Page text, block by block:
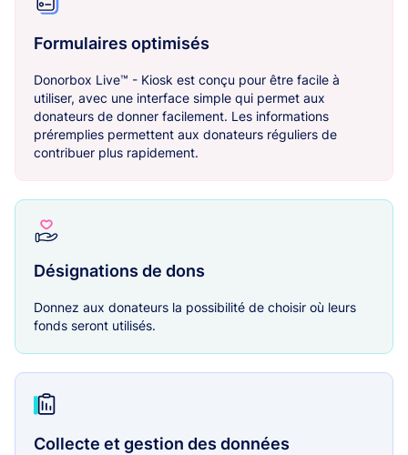
Formulaires optimisés
Donorbox Live™ - Kiosk est conçu pour être facile à
utiliser, avec une interface simple qui permet aux
donateurs de donner facilement. Les informations
préremplies permettent aux donateurs réguliers de
contribuer plus rapidement.
Désignations de dons
Donnez aux donateurs la possibilité de choisir où leurs
fonds seront utilisés.
Collecte et gestion des données